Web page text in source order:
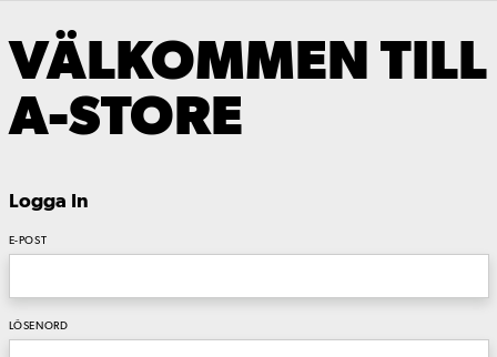
VÄLKOMMEN TILL
A-STORE
Logga In
E-POST
LÖSENORD